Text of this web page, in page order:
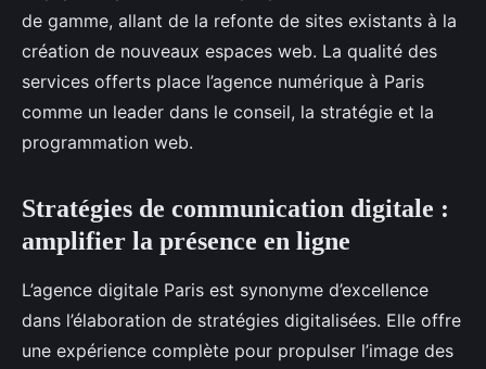
de gamme, allant de la refonte de sites existants à la
création de nouveaux espaces web. La qualité des
services offerts place l’agence numérique à Paris
comme un leader dans le conseil, la stratégie et la
programmation web.
Stratégies de communication digitale :
amplifier la présence en ligne
L’agence digitale Paris est synonyme d’excellence
dans l’élaboration de stratégies digitalisées. Elle offre
une expérience complète pour propulser l’image des